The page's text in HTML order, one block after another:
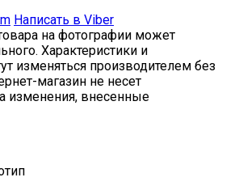
Написать в Viber
на фотографии может
Характеристики и
изменяться производителем без
магазин не несет
изменения, внесенные